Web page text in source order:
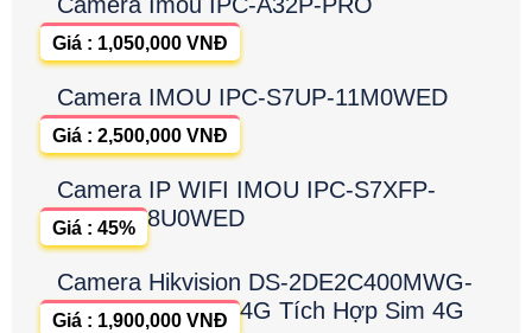
Giá : 1,050,000 VNĐ
Camera IMOU IPC-S7UP-11M0WED
Giá : 2,500,000 VNĐ
Camera IP WIFI IMOU IPC-S7XFP-
8U0WED
Giá : 45%
Camera Hikvision DS-2DE2C400MWG-
4G Tích Hợp Sim 4G
Giá : 1,900,000 VNĐ